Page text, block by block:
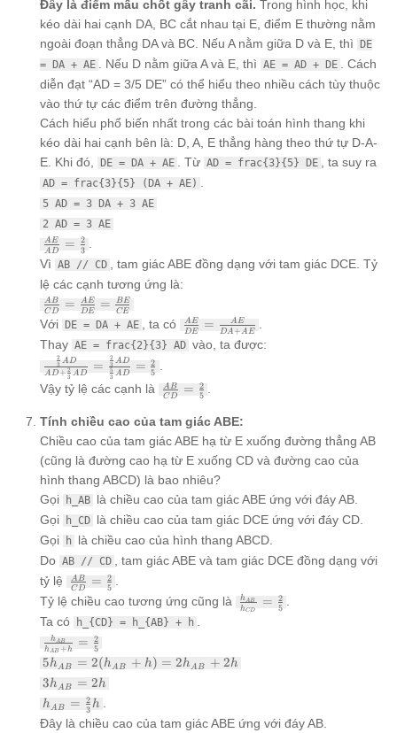
\frac{8}
{5}
Đây là điểm mấu chốt gây tranh cãi. Trong hình học, khi
kéo dài hai cạnh DA, BC cắt nhau tại E, điểm E thường nằm
ngoài đoạn thẳng DA và BC. Nếu A nằm giữa D và E, thì
DE
= DA + AE . Nếu D nằm giữa A và E, thì AE = AD + DE . Cách
diễn đạt “AD = 3/5 DE” có thể hiểu theo nhiều cách tùy thuộc
vào thứ tự các điểm trên đường thẳng.
Cách hiểu phổ biến nhất trong các bài toán hình thang khi
kéo dài hai cạnh bên là: D, A, E thẳng hàng theo thứ tự D-A-
E. Khi đó,
DE = DA + AE . Từ AD = frac{3}{5} DE , ta suy ra
AD = frac{3}{5} (DA + AE) .
5 AD = 3 DA + 3 AE
2 AD = 3 AE
\frac{AE}
{AD} =
\frac{2}
{3}
A D
AE = 3
2 .
Vì AB // CD , tam giác ABE đồng dạng với tam giác DCE. Tỷ
lệ các cạnh tương ứng là:
\frac{AB}
{CD} =
\frac{AE}
{DE} =
\frac{BE}
{CE}
CD
AB = DE
AE = CE
BE
Với DE = DA + AE , ta có \frac{AE}
{DE} =
\frac{AE}
DE
AE = DA + A E
AE
.
Thay AE = frac{2}{3} AD vào, ta được:
\frac{\frac{2}
{3} AD}{AD
+ \frac{2}{3}
\frac{\frac{2}
{3} AD}
{\frac{5}{3}
AD} =
\frac{2}{5}
AD + 3
2AD
3
2 AD =
3
5AD
3
2 AD = 5
2 .
Vậy tỷ lệ các cạnh là \frac{AB}
{CD} =
\frac{2}
CD
A B = 5
2 .
Tính chiều cao của tam giác ABE:
Chiều cao của tam giác ABE hạ từ E xuống đường thẳng AB
(cũng là đường cao hạ từ E xuống CD và đường cao của
hình thang ABCD) là bao nhiêu?
Gọi
h_AB là chiều cao của tam giác ABE ứng với đáy AB.
Gọi
h_CD là chiều cao của tam giác DCE ứng với đáy CD.
Gọi
h
là chiều cao của hình thang ABCD.
Do AB // CD , tam giác ABE và tam giác DCE đồng dạng với
tỷ lệ
\frac{AB}
{CD} =
\frac{2}
{5}
CD
A B = 5
2 .
Tỷ lệ chiều cao tương ứng cũng là \frac{h_{AB}}
{h_{CD}} =
hCD
hAB = 5
2 .
Ta có
h_{CD} = h_{AB} + h .
\frac{h_{AB}}
{h_{AB} + h}
= \frac{2}{5}
hAB +h
hAB = 5
2
5 h_{AB}
=
2(h_{AB}
+ h) = 2
h_{AB}
5h A B = 2(h A B + h ) = 2h A B + 2h
3
h_{AB}
= 2h
3h A B = 2h
h_{AB}
=
h A B = 3
2h .
Đây là chiều cao của tam giác ABE ứng với đáy AB.